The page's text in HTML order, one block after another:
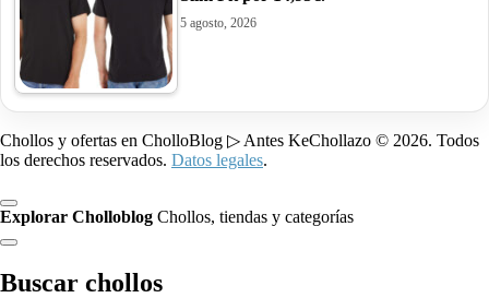
5 agosto, 2026
Chollos y ofertas en CholloBlog ▷ Antes KeChollazo © 2026. Todos
los derechos reservados. Datos legales.
Explorar Cholloblog Chollos, tiendas y categorías
Buscar chollos